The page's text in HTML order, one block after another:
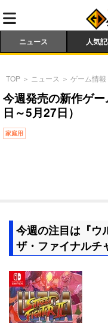
ニュース 人気
TOP ＞ ニュース ＞ ゲーム情報
今週発売の新作ゲ
日～5月27日）
家庭用
今週の注目は『ウ
ザ・ファイナルチ